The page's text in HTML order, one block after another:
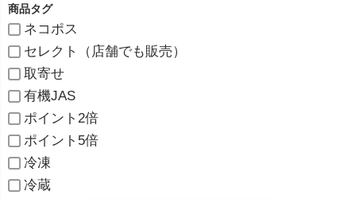
商品タグ
ネコポス
セレクト（店舗でも販売）
取寄せ
有機JAS
ポイント2倍
ポイント5倍
冷凍
冷蔵